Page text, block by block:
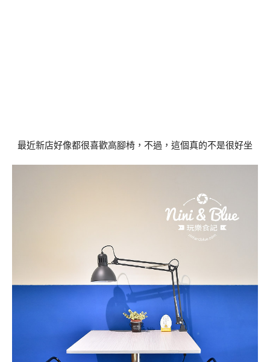
最近新店好像都很喜歡高腳椅，不過，這個真的不是很好坐